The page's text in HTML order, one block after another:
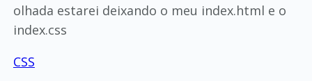
olhada estarei deixando o meu index.html e o
index.css
CSS